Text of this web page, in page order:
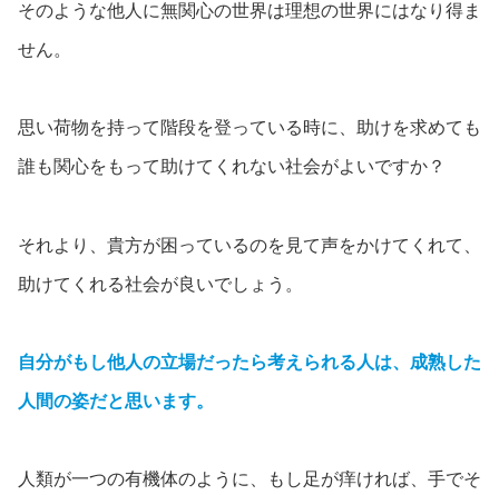
そのような他人に無関心の世界は理想の世界にはなり得ま
せん。
思い荷物を持って階段を登っている時に、助けを求めても
誰も関心をもって助けてくれない社会がよいですか？
それより、貴方が困っているのを見て声をかけてくれて、
助けてくれる社会が良いでしょう。
自分がもし他人の立場だったら考えられる人は、成熟した
人間の姿だと思います。
人類が一つの有機体のように、もし足が痒ければ、手でそ